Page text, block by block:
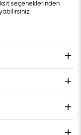
seçeneklerinden